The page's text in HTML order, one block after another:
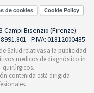
de cookies
Campi Bisenzio (Firenze) -
- P.IVA: 01812000485
Salud relativas a la publicidad
médicos de diagnóstico in
quirúrgicos,
contenida está dirigida